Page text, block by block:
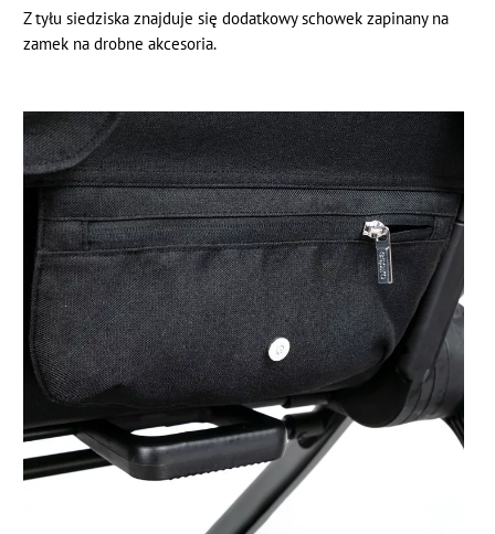
Z tyłu siedziska znajduje się dodatkowy schowek zapinany na
zamek na drobne akcesoria.